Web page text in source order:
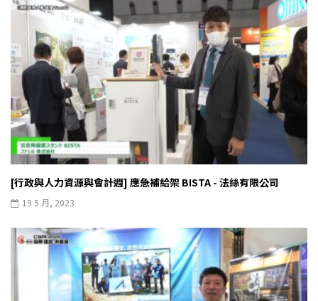
[行政與人力資源與會計週] 應急補給架 BISTA - 法絲有限公司
19 5 月, 2023